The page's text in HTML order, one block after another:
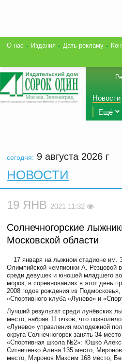
О нас Издания Дать рекламу
Новости
Ещё
сегодня: 9 августа 2026 г
НОВОСТИ
19 ЯНВ 2021 11:32
Солнечногорские
Московской области
17 января на лыжном стадионе им.
Олимпийской чемпионки А. Резцовой
среди девушек и юношей младшего
мороз, в соревнованиях в этот день
2008 годов рождения из
«Спортивного клуба «Лунево» и
Лучший результат среди лунëвских
место, набрав 11 очков, что
«Лунево» управления молодежной
округа Солнечногорск занять 34
«Спортивная школа №2»: Юшко
Ситниченко Алина 135 место,
место, Миронов Максим 168 место,